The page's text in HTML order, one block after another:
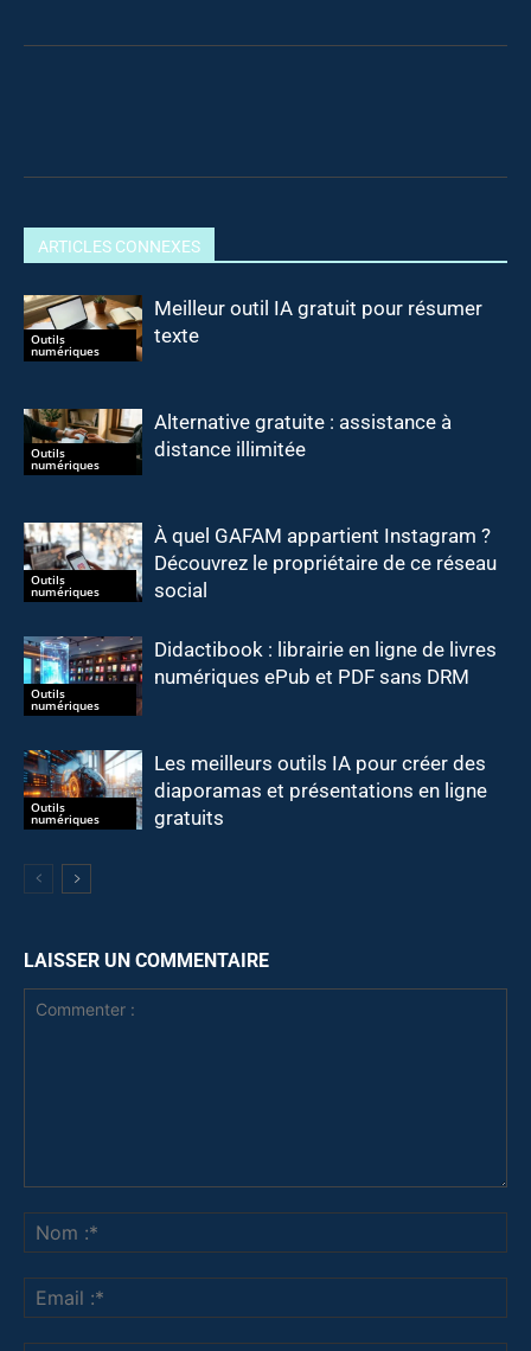
ARTICLES CONNEXES
Outils
numériques
Meilleur outil IA gratuit pour résumer
texte
Outils
numériques
Alternative gratuite : assistance à
distance illimitée
Outils
numériques
À quel GAFAM appartient Instagram ?
Découvrez le propriétaire de ce réseau
social
Outils
numériques
Didactibook : librairie en ligne de livres
numériques ePub et PDF sans DRM
Outils
numériques
Les meilleurs outils IA pour créer des
diaporamas et présentations en ligne
gratuits
LAISSER UN COMMENTAIRE